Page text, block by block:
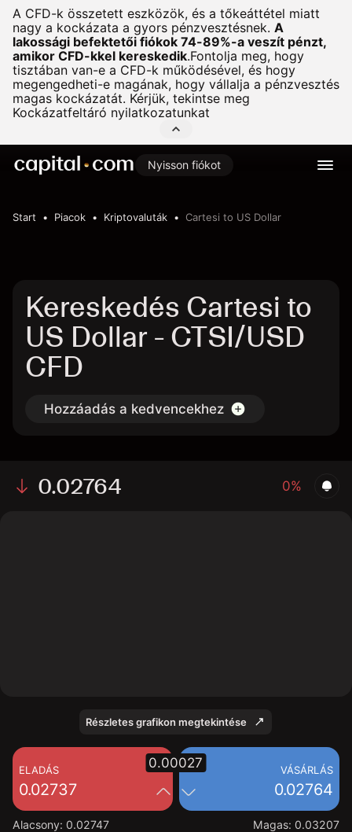
A CFD-k összetett eszközök, és a tőkeáttétel miatt
nagy a kockázata a gyors pénzvesztésnek. A
lakossági befektetői fiókok 74-89%-a veszít pénzt,
amikor CFD-kkel kereskedik.Fontolja meg, hogy
tisztában van-e a CFD-k működésével, és hogy
megengedheti-e magának, hogy vállalja a pénzvesztés
magas kockázatát. Kérjük, tekintse meg
Kockázatfeltáró nyilatkozatunkat
Nyisson fiókot
Start Piacok Kriptovaluták Cartesi to US Dollar
Kereskedés Cartesi to
US Dollar - CTSI/USD
CFD
Hozzáadás a kedvencekhez
0.02764 0%
Részletes grafikon megtekintése
ELADÁS
0.02737
VÁSÁRLÁS
0.02764
0.00027
Alacsony: 0.02747 Magas: 0.03207